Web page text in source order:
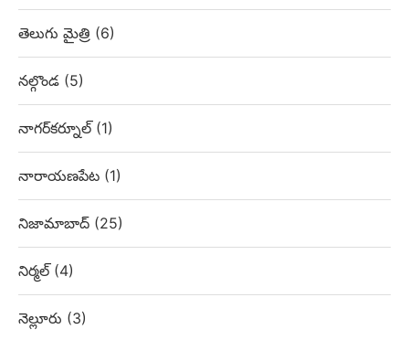
తెలుగు మైత్రి (6)
నల్గొండ (5)
నాగర్‌కర్నూల్ (1)
నారాయణపేట (1)
నిజామాబాద్ (25)
నిర్మల్ (4)
నెల్లూరు (3)